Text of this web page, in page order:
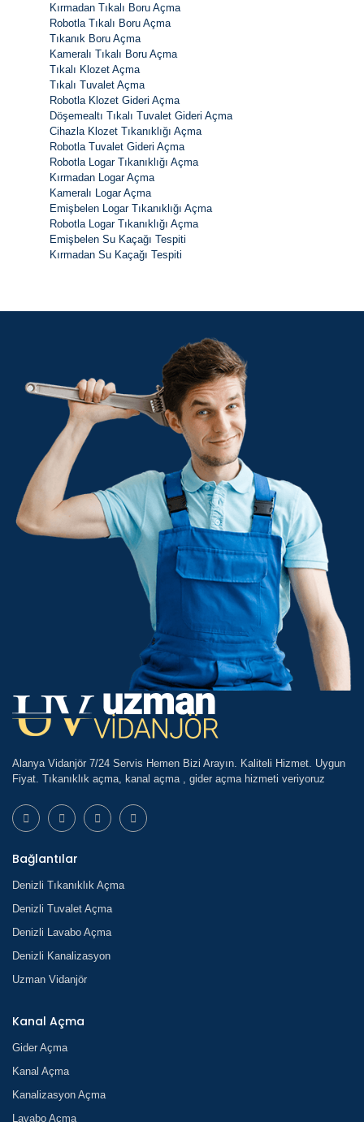
Kırmadan Tıkalı Boru Açma
Robotla Tıkalı Boru Açma
Tıkanık Boru Açma
Kameralı Tıkalı Boru Açma
Tıkalı Klozet Açma
Tıkalı Tuvalet Açma
Robotla Klozet Gideri Açma
Döşemealtı Tıkalı Tuvalet Gideri Açma
Cihazla Klozet Tıkanıklığı Açma
Robotla Tuvalet Gideri Açma
Robotla Logar Tıkanıklığı Açma
Kırmadan Logar Açma
Kameralı Logar Açma
Emişbelen Logar Tıkanıklığı Açma
Robotla Logar Tıkanıklığı Açma
Emişbelen Su Kaçağı Tespiti
Kırmadan Su Kaçağı Tespiti
Alanya Vidanjör 7/24 Servis Hemen Bizi Arayın. Kaliteli Hizmet. Uygun
Fiyat. Tıkanıklık açma, kanal açma , gider açma hizmeti veriyoruz
Bağlantılar
Denizli Tıkanıklık Açma
Denizli Tuvalet Açma
Denizli Lavabo Açma
Denizli Kanalizasyon
Uzman Vidanjör
Kanal Açma
Gider Açma
Kanal Açma
Kanalizasyon Açma
Lavabo Açma